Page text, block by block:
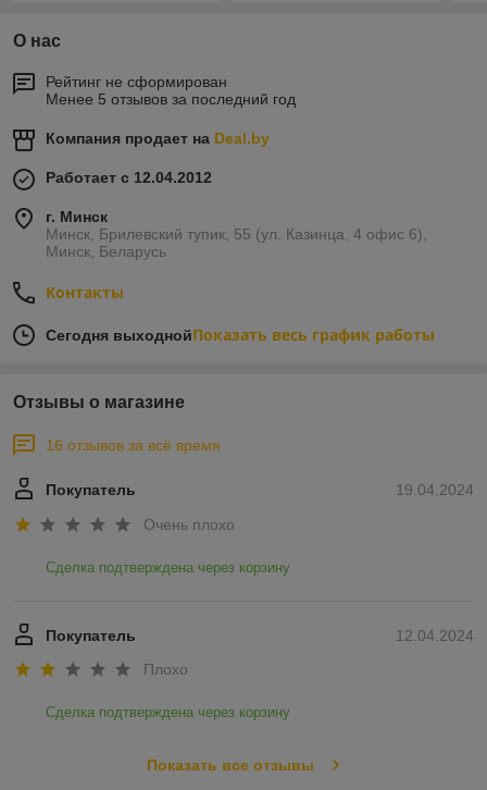
О нас
Рейтинг не сформирован
Менее 5 отзывов за последний год
Компания продает на Deal.by
Работает с 12.04.2012
г. Минск
Минск, Брилевский тупик, 55 (ул. Казинца, 4 офис 6),
Минск, Беларусь
Контакты
Сегодня выходнойПоказать весь график работы
Отзывы о магазине
16 отзывов за всё время
19.04.2024
Покупатель
Очень плохо
Сделка подтверждена через корзину
12.04.2024
Покупатель
Плохо
Сделка подтверждена через корзину
Показать все отзывы